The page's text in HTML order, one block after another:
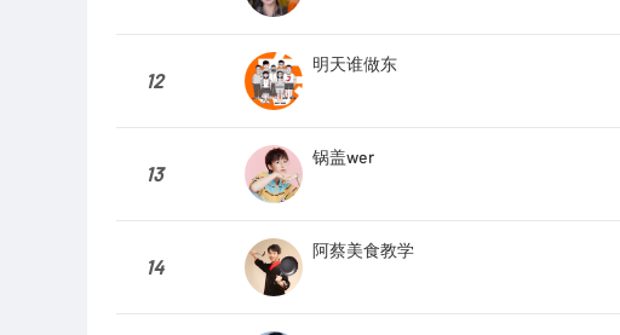
12
明天谁做东
13
锅盖wer
14
阿蔡美食教学